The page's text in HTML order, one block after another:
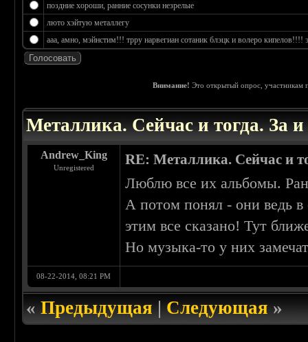
поздние хороши, ранние сосунки незрелые
люто хэйтую металлегу
ааа, амно, мэйнстим!!! трру нарвегиан сотаник блэцк и волеро кипелов!!!!
Внимание! Это открытый опрос, участникам
Металлика. Сейчас и тогда. За
Andrew_King
Unregistered
RE: Металлика. Сейчас и
Люблю все их альбомы.
А потом понял - они ведь
этим все сказано! Тут
Но музыка-то у них
08-22-2014, 08:21 PM
«Предыдущая|Следующая»